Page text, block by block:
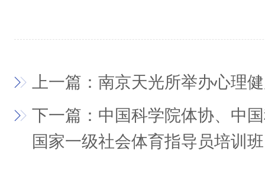
上一篇：南京天光所举办心理
下一篇：中国科学院体协、中
国家一级社会体育指导员培训班